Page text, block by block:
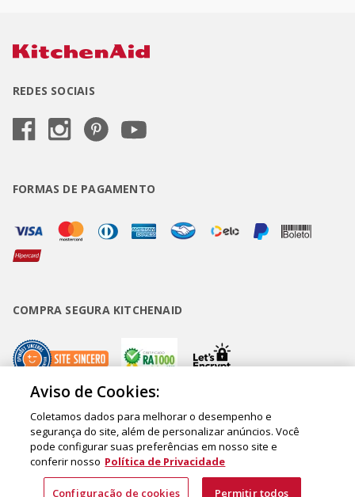
REDES SOCIAIS
FORMAS DE PAGAMENTO
COMPRA SEGURA KITCHENAID
Copyright • BUD Comércio de Eletrodomésticos Ltda. ® 2020 - CNPJ
62.058.318/0007-76. - Inscrição Municipal/Estadual 148.044.198.118 Sede:
Rua Olympia Semeraro, 675 - Jardim Santa Emília - CEP 04183-090 - São
Paulo - SP - Brasil
Aviso de Cookies:
Coletamos dados para melhorar o desempenho e
segurança do site, além de personalizar anúncios. Você
pode configurar suas preferências em nosso site e
conferir nosso Política de Privacidade
Configuração de cookies Permitir todos